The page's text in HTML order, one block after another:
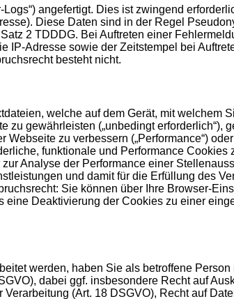
angefertigt. Dies ist zwingend
Diese Daten sind in der Regel
2 TDDDG. Bei Auftreten einer
Adresse sowie der Zeitstempel bei
besteht nicht.
welche auf dem Gerät, mit welchem
gewährleisten („unbedingt erforderlich“),
zu verbessern („Performance“)
funktionale und Performance
Analyse der Performance einer
und damit für die Erfüllung des
Sie können über Ihre Browser-
Deaktivierung der Cookies zu einer
werden, haben Sie als betroffene
dabei ggf. insbesondere Recht auf
(Art. 18 DSGVO), Recht auf